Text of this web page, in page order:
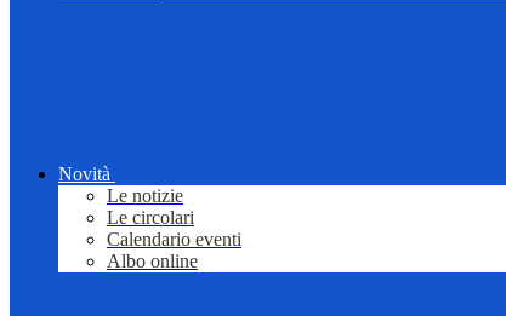
Novità
Le notizie
Le circolari
Calendario eventi
Albo online